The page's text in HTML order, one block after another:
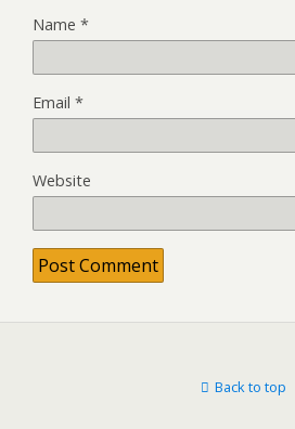
Name *
Email *
Website
Back to top